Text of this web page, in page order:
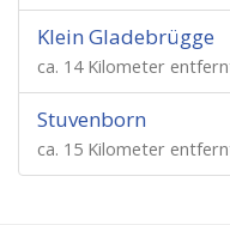
Klein Gladebrügge
ca. 14 Kilometer
Stuvenborn
ca. 15 Kilometer